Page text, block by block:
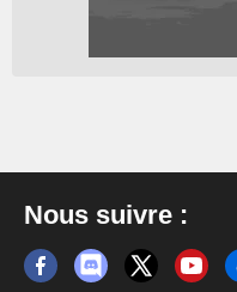
Nous suivre :